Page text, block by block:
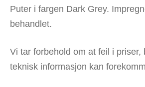
Puter i fargen Dark Grey.
behandlet.
Vi tar forbehold om at feil i priser,
teknisk informasjon kan